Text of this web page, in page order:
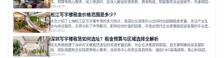
性、预算等核心需求。线上筛选时，应深入解读房源参数、费用构成、配套服务及运营细节，并重视园
区产业生态与交通区位价值。同时，需考察运营方的品牌背景与持续服务能力。完成线上初选后，必须
进行线下实地验证，核对空间实景、测试设施、感受园区氛围并确认合同条款，从而做出精确决策。在
数字化时代，写字楼出租网已成为企业寻找
2026-08-04
松江写字楼租金价格范围是多少？
本文介绍了上海松江区写字楼市场的多元特点，强调企业选择办公空间时应超越租金考量，关注产业生
态与综合服务。文章分析了市场概况、影响空间价值的因素，并指出现代企业更需能促进发展的平台型
空间。之后，以德必集团为例，说明运营方如何通过构建服务生态助力企业成长，建议企业系统评估需
求与长期价值，选择匹配的发展载体。对于许多寻求在上海松江区设立或扩展办公空间的企业而言，了
解该区域的写字楼市场概况是决策的首先
2026-08-03
深圳写字楼租赁如何选址？租金预算与区域选择全解析
本文系统梳理了深圳写字楼租赁选址的关键考量因素，为企业决策提供框架。首先需明确自身发展阶
段、团队规模和文化特质等核心需求。深圳多中心商务区各具特色：福田CBD高端成熟，南山科技园创
新活力强，前海具政策优势。除传统写字楼外，创意产业园注重生态与社群，适合文创、科技类企业。
2026-08-03